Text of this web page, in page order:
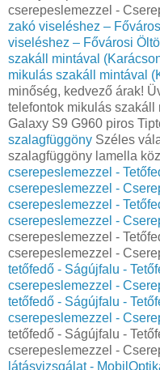
cserepeslemezzel -
zakó viseléshez –
viseléshez – Fővárosi
szakáll mintával
mikulás szakáll mintával
minőség, kedvező árak!
telefontok mikulás
Galaxy S9 G960 piros
szalagfüggöny Széles
szalagfüggöny lamella
cserepeslemezzel -
cserepeslemezzel -
cserepeslemezzel -
cserepeslemezzel -
cserepeslemezzel -
cserepeslemezzel -
tetőfedő - Ságújfalu -
cserepeslemezzel -
tetőfedő - Ságújfalu -
cserepeslemezzel -
tetőfedő - Ságújfalu -
cserepeslemezzel -
látásvizsgálat -